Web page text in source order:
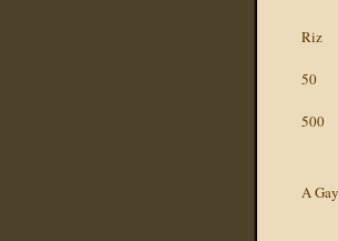
Riz
50
500
A